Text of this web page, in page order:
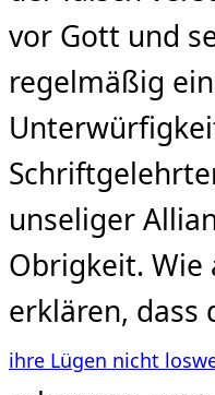
vor Gott und
regelmäßig
unseliger
Obrigkeit. Wie
erklären, dass
ihre Lügen nicht